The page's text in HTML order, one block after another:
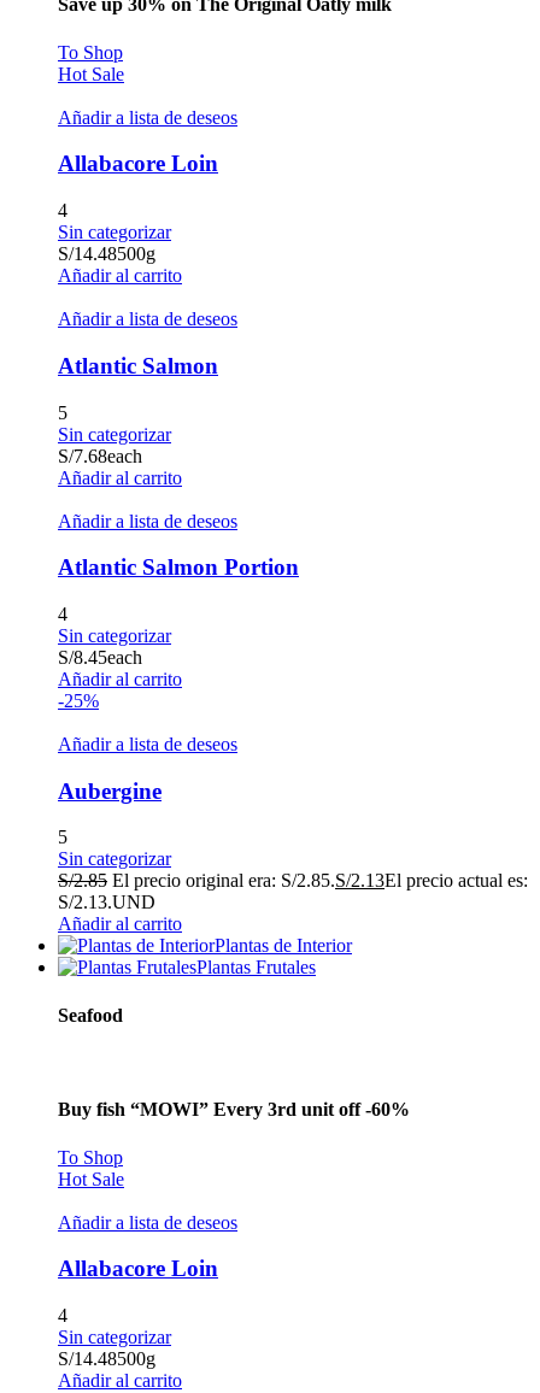
Save up 30% on The Original Oatly milk
To Shop
Hot Sale
Añadir a lista de deseos
Allabacore Loin
4
Sin categorizar
S/14.48500g
Añadir al carrito
Añadir a lista de deseos
Atlantic Salmon
5
Sin categorizar
S/7.68each
Añadir al carrito
Añadir a lista de deseos
Atlantic Salmon Portion
4
Sin categorizar
S/8.45each
Añadir al carrito
-25%
Añadir a lista de deseos
Aubergine
5
Sin categorizar
S/2.85 El precio original era: S/2.85.S/2.13El precio actual es:
S/2.13.UND
Añadir al carrito
Plantas de Interior
Plantas Frutales
Seafood
Buy fish “MOWI” Every 3rd unit off -60%
To Shop
Hot Sale
Añadir a lista de deseos
Allabacore Loin
4
Sin categorizar
S/14.48500g
Añadir al carrito